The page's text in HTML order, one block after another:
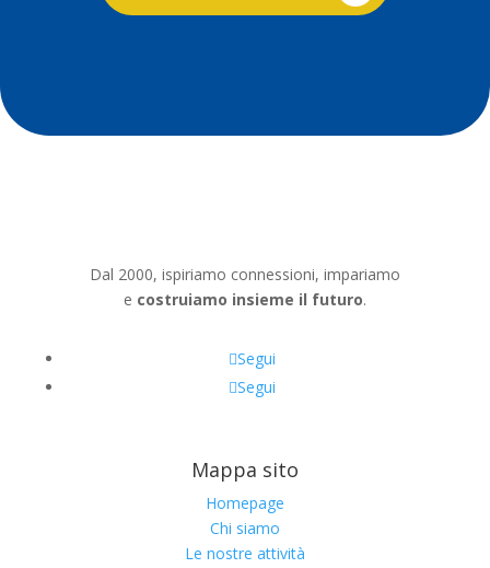
Dal 2000, ispiriamo connessioni, impariamo
e costruiamo insieme il futuro.
Segui
Segui
Mappa sito
Homepage
Chi siamo
Le nostre attività